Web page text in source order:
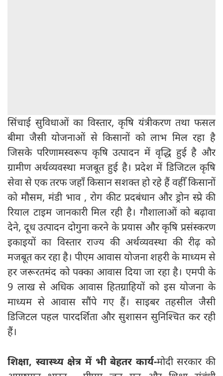
सिंचाई सुविधाओं का विस्तार, कृषि यंत्रीकरण तथा फसल
बीमा जैसी योजनाओं से किसानों को लाभ मिल रहा है
जिसके परिणामस्वरूप कृषि उत्पादन में वृद्धि हुई है और
ग्रामीण अर्थव्यवस्था मजबूत हुई है। प्रदेश में डिजिटल कृषि
सेवा से एक तरफ जहाँ किसान सशक्त हो रहे हैं वहीँ किसानों
को मौसम, मंडी भाव , रोग कीट प्रदबंधान और ड्रोन स्प्रे की
रियाल टाइम जानकारी मिल रही है। गौशालाओं को बढ़ावा
देने, दूध उत्पादन दोगुना करने के प्रयास और कृषि प्रसंस्करण
इकाइयों का विस्तार राज्य की अर्थव्यवस्था की रीढ़ को
मजबूत कर रहा है। पीएम आवास योजना शहरी के माध्यम से
हर जरूरतमंद को पक्का आवास दिया जा रहा है। एमपी के
9 लाख से अधिक आवास हितग्राहियों को इस योजना के
माध्यम से आवास सौंपे गए हैं। साइबर तहसील जैसी
डिजिटल पहल पारदर्शिता और सुशासन सुनिश्चित कर रही
हैं।
शिक्षा, स्वास्थ्य क्षेत्र में भी बेहतर कार्य-मोदी सरकार की